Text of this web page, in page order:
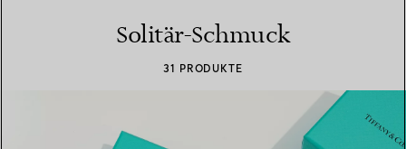
Solitär-Schmuck
31 PRODUKTE